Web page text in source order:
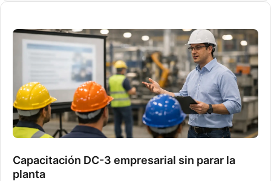
Capacitación DC-3 empresarial sin parar la
planta